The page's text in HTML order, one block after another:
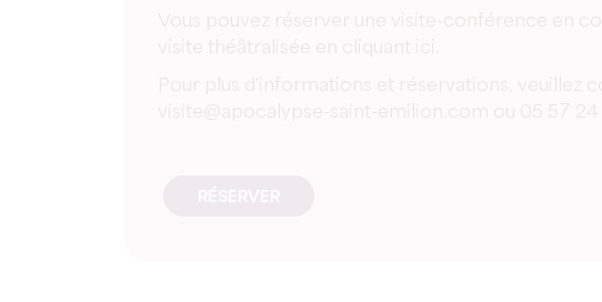
Vous pouvez réserver une visite-conférence en
visite théâtralisée en cliquant ici.
Pour plus d'informations et réservations, veuillez
visite@apocalypse-saint-emilion.com ou 05 57 24